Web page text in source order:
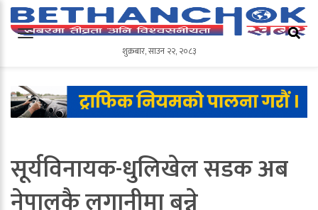
शुक्रबार,साउन २२,२०८३
शुक्रबार,साउन २२, २०८३
सूर्यविनायक-धुलिखेल सडक अब